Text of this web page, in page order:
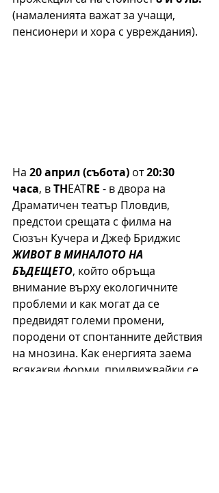
(намаленията важат за учащи,
пенсионери и хора с увреждания).
На 20 април (събота) от 20:30
часа, в THEATRE - в двора на
Драматичен театър Пловдив,
предстои срещата с филма на
Сюзън Кучера и Джеф Бриджис
ЖИВОТ В МИНАЛОТО НА
БЪДЕЩЕТО, който обръща
внимание върху екологичните
проблеми и как могат да се
предвидят големи промени,
породени от спонтанните действия
на мнозина. Как енергията заема
всякакви форми, придвижвайки се